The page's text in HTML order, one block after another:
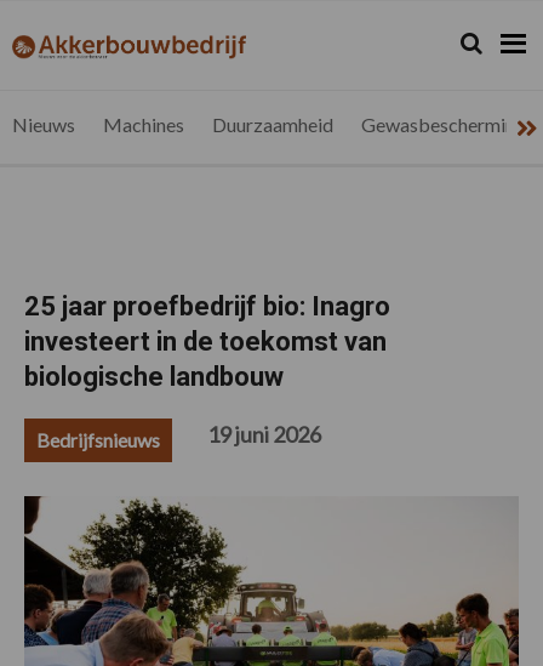
de
de
de
de
akkerbouwbedrijf.be
Nieuws
Zoeken...
Zoek
Nieuws Machines Duurzaamheid Gewasbescherming
25 jaar proefbedrijf bio: Inagro
investeert in de toekomst van
biologische landbouw
Bedrijfsnieuws 19 juni 2026